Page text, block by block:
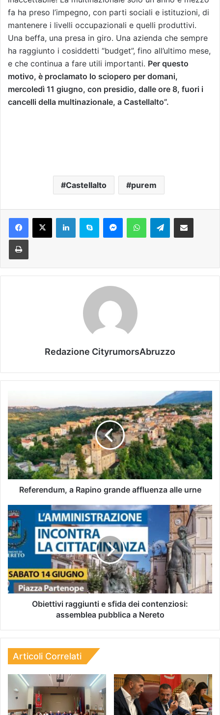
fa ha preso l’impegno, con parti sociali e istituzioni, di
mantenere i livelli occupazionali e quelli produttivi.
Una beffa, una presa in giro. Una azienda che sempre
ha raggiunto i cosiddetti “budget”, fino all’ultimo mese,
e che continua a fare utili importanti. Per questo
motivo, è proclamato lo sciopero per domani,
mercoledì 11 giugno, con presidio, dalle ore 8, fuori i
cancelli della multinazionale, a Castellalto”.
Castellalto purem
Telegram
Redazione CityrumorsAbruzzo
Referendum, a Rapino grande affluenza alle urne
Obiettivi raggiunti e sfida dei contenziosi:
assemblea pubblica a Nereto
Articoli Correlati